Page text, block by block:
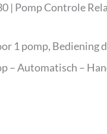
| Pomp Controle
1 pomp, Bediening
– Automatisch –